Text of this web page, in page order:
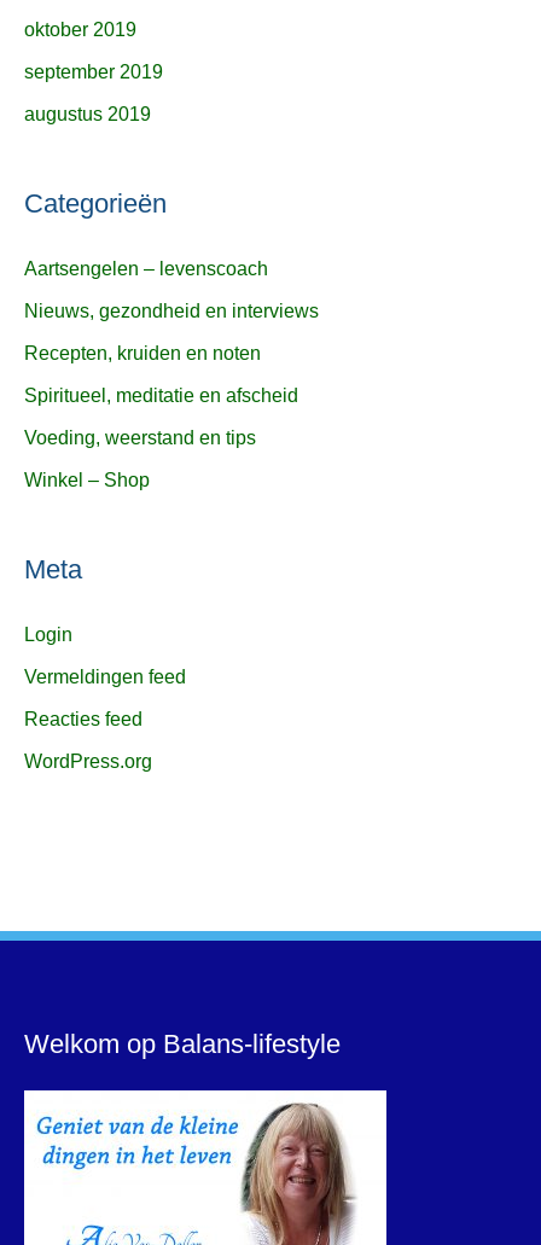
oktober 2019
september 2019
augustus 2019
Categorieën
Aartsengelen – levenscoach
Nieuws, gezondheid en interviews
Recepten, kruiden en noten
Spiritueel, meditatie en afscheid
Voeding, weerstand en tips
Winkel – Shop
Meta
Login
Vermeldingen feed
Reacties feed
WordPress.org
Welkom op Balans-lifestyle